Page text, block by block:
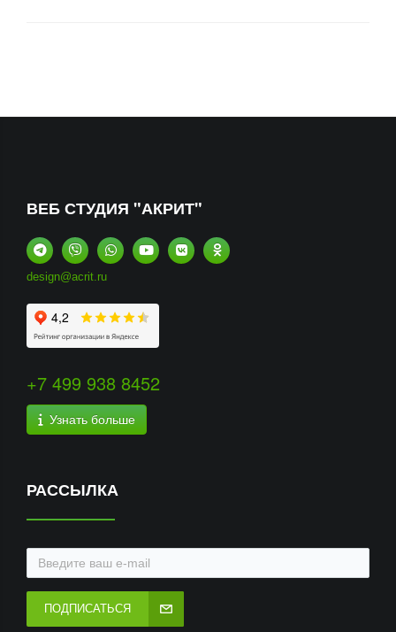
ВЕБ СТУДИЯ "АКРИТ"
design@acrit.ru
+7 499 938 8452
Узнать больше
РАССЫЛКА
ПОДПИСАТЬСЯ